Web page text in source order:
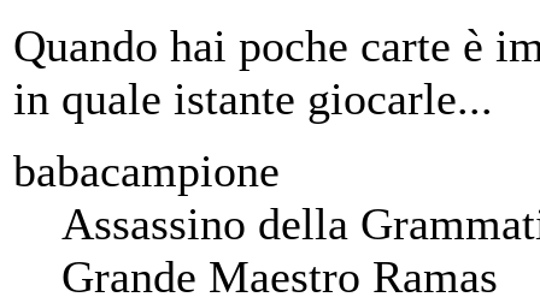
Quando hai poche carte è
in quale istante giocarle...
babacampione
Assassino della
Grande Maestro Ramas